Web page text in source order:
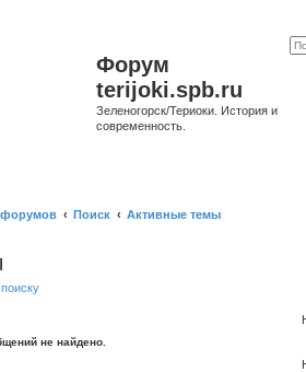
Форум
terijoki.spb.ru
Зеленогорск/Териоки. История и
современность.
Поиск Активные темы
не найдено.